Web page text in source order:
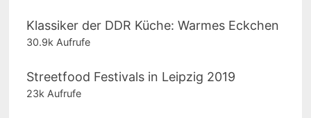
Klassiker der DDR Küche: Warmes Eckchen
30.9k Aufrufe
Streetfood Festivals in Leipzig 2019
23k Aufrufe